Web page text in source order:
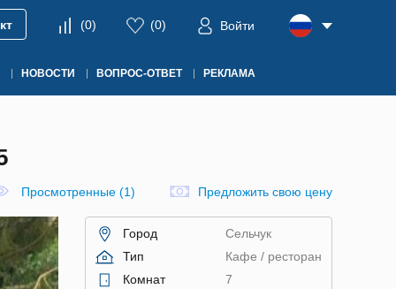
(0) (0) Войти
НОВОСТИ ВОПРОС-ОТВЕТ РЕКЛАМА
Просмотренные (1) Предложить свою цену
Город
Сельчук
Тип
Кафе / ресторан
Комнат
7